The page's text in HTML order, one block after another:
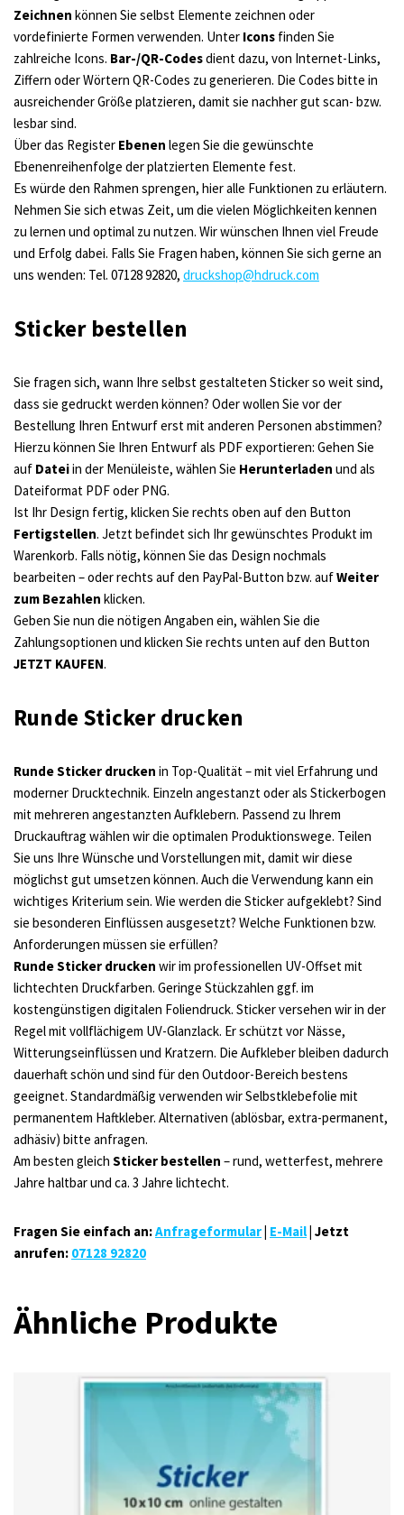
Zeichnen können Sie selbst Elemente zeichnen oder
vordefinierte Formen verwenden. Unter Icons finden Sie
zahlreiche Icons. Bar-/QR-Codesdient dazu, von Internet-Links,
Ziffern oder Wörtern QR-Codes zu generieren. Die Codes bitte in
ausreichender Größe platzieren, damit sie nachher gut scan- bzw.
lesbar sind.
Über das Register Ebenen legen Sie die gewünschte
Ebenenreihenfolge der platzierten Elemente fest.
Es würde den Rahmen sprengen, hier alle Funktionen zu erläutern.
Nehmen Sie sich etwas Zeit, um die vielen Möglichkeiten kennen
zu lernen und optimal zu nutzen. Wir wünschen Ihnen viel Freude
und Erfolg dabei. Falls Sie Fragen haben, können Sie sich gerne an
uns wenden: Tel. 07128 92820, druckshop@hdruck.com
Sticker bestellen
Sie fragen sich, wann Ihre selbst gestalteten Sticker so weit sind,
dass sie gedruckt werden können? Oder wollen Sie vor der
Bestellung Ihren Entwurf erst mit anderen Personen abstimmen?
Hierzu können Sie Ihren Entwurf als PDF exportieren: Gehen Sie
auf Dateiin der Menüleiste, wählen Sie Herunterladen und als
Dateiformat PDF oder PNG.
Ist Ihr Design fertig, klicken Sie rechts oben auf den Button
Fertigstellen. Jetzt befindet sich Ihr gewünschtes Produkt im
Warenkorb. Falls nötig, können Sie das Design nochmals
bearbeiten – oder rechts auf den PayPal-Button bzw. aufWeiter
zum Bezahlen klicken.
Geben Sie nun die nötigen Angaben ein, wählen Sie die
Zahlungsoptionen und klicken Sie rechts unten auf den Button
JETZT KAUFEN.
Runde Sticker drucken
Runde Sticker drucken in Top-Qualität – mit viel Erfahrung und
moderner Drucktechnik. Einzeln angestanzt oder als Stickerbogen
mit mehreren angestanzten Aufklebern. Passend zu Ihrem
Druckauftrag wählen wir die optimalen Produktionswege. Teilen
Sie uns Ihre Wünsche und Vorstellungen mit, damit wir diese
möglichst gut umsetzen können. Auch die Verwendung kann ein
wichtiges Kriterium sein. Wie werden die Sticker aufgeklebt? Sind
sie besonderen Einflüssen ausgesetzt? Welche Funktionen bzw.
Anforderungen müssen sie erfüllen?
Runde Sticker drucken wir im professionellen UV-Offset mit
lichtechten Druckfarben. Geringe Stückzahlen ggf. im
kostengünstigen digitalen Foliendruck. Sticker versehen wir in der
Regel mit vollflächigem UV-Glanzlack. Er schützt vor Nässe,
Witterungseinflüssen und Kratzern. Die Aufkleber bleiben dadurch
dauerhaft schön und sind für den Outdoor-Bereich bestens
geeignet. Standardmäßig verwenden wir Selbstklebefolie mit
permanentem Haftkleber. Alternativen (ablösbar, extra-permanent,
adhäsiv) bitte anfragen.
Am besten gleich Sticker bestellen – rund, wetterfest, mehrere
Jahre haltbar und ca. 3 Jahre lichtecht.
Fragen Sie einfach an:Anfrageformular| E-Mail| Jetzt
anrufen: 07128 92820
Ähnliche Produkte